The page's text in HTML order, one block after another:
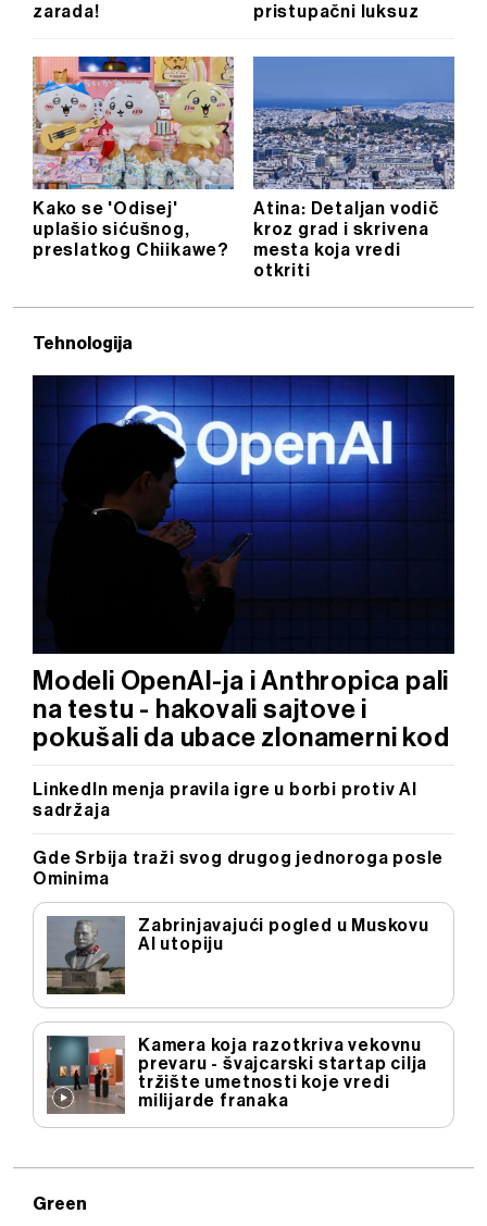
zarada!
pristupačni luksuz
Kako se 'Odisej'
uplašio sićušnog,
preslatkog Chiikawe?
Atina: Detaljan vodič
kroz grad i skrivena
mesta koja vredi
otkriti
Tehnologija
Modeli OpenAI-ja i Anthropica pali
na testu - hakovali sajtove i
pokušali da ubace zlonamerni kod
LinkedIn menja pravila igre u borbi protiv AI
sadržaja
Gde Srbija traži svog drugog jednoroga posle
Ominima
Zabrinjavajući pogled u Muskovu
AI utopiju
Kamera koja razotkriva vekovnu
prevaru - švajcarski startap cilja
tržište umetnosti koje vredi
milijarde franaka
Green